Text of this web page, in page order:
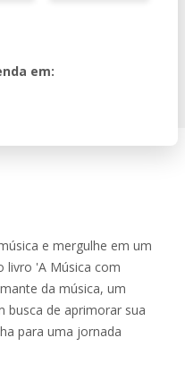
em:
e mergulhe em um
livro 'A Música com
da música, um
busca de aprimorar sua
para uma jornada